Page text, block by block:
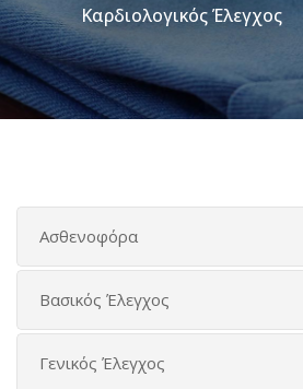
Καρδιολογικός Έλεγχος
Ασθενοφόρα
Βασικός Έλεγχος
Γενικός Έλεγχος